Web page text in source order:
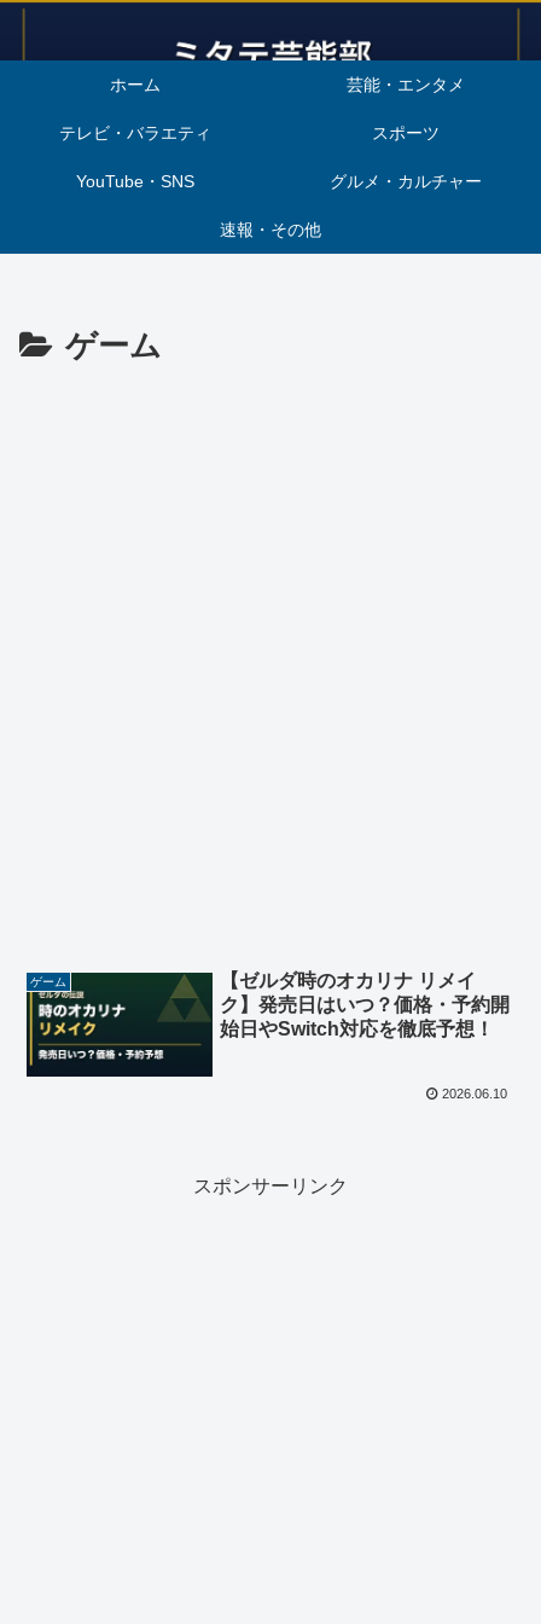
ホーム 芸能・エンタメ
テレビ・バラエティ スポーツ
YouTube・SNS グルメ・カルチャー
速報・その他
ゲーム
ゲーム
【ゼルダ時のオカリナ リメイ
ク】発売日はいつ？価格・予約開
始日やSwitch対応を徹底予想！
2026.06.10
スポンサーリンク